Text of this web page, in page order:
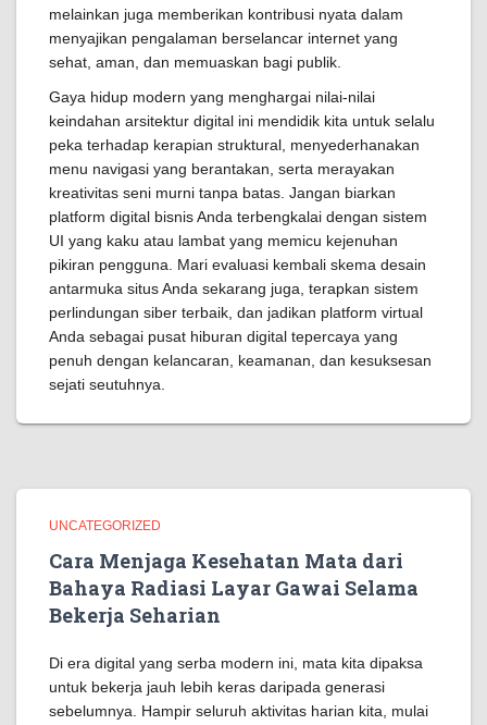
melainkan juga memberikan kontribusi nyata dalam
menyajikan pengalaman berselancar internet yang
sehat, aman, dan memuaskan bagi publik.
Gaya hidup modern yang menghargai nilai-nilai
keindahan arsitektur digital ini mendidik kita untuk selalu
peka terhadap kerapian struktural, menyederhanakan
menu navigasi yang berantakan, serta merayakan
kreativitas seni murni tanpa batas. Jangan biarkan
platform digital bisnis Anda terbengkalai dengan sistem
UI yang kaku atau lambat yang memicu kejenuhan
pikiran pengguna. Mari evaluasi kembali skema desain
antarmuka situs Anda sekarang juga, terapkan sistem
perlindungan siber terbaik, dan jadikan platform virtual
Anda sebagai pusat hiburan digital tepercaya yang
penuh dengan kelancaran, keamanan, dan kesuksesan
sejati seutuhnya.
UNCATEGORIZED
Cara Menjaga Kesehatan Mata dari
Bahaya Radiasi Layar Gawai Selama
Bekerja Seharian
Di era digital yang serba modern ini, mata kita dipaksa
untuk bekerja jauh lebih keras daripada generasi
sebelumnya. Hampir seluruh aktivitas harian kita, mulai